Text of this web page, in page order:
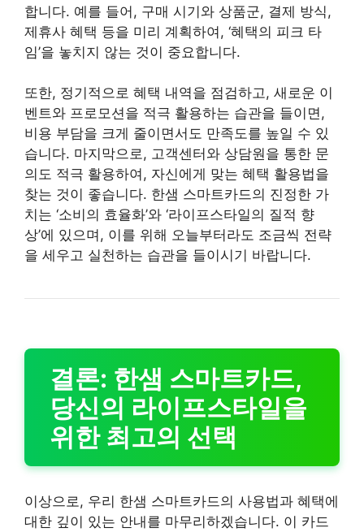
합니다. 예를 들어, 구매 시기와 상품군, 결제 방식,
제휴사 혜택 등을 미리 계획하여, ‘혜택의 피크 타
임’을 놓치지 않는 것이 중요합니다.
또한, 정기적으로 혜택 내역을 점검하고, 새로운 이
벤트와 프로모션을 적극 활용하는 습관을 들이면,
비용 부담을 크게 줄이면서도 만족도를 높일 수 있
습니다. 마지막으로, 고객센터와 상담원을 통한 문
의도 적극 활용하여, 자신에게 맞는 혜택 활용법을
찾는 것이 좋습니다. 한샘 스마트카드의 진정한 가
치는 ‘소비의 효율화’와 ‘라이프스타일의 질적 향
상’에 있으며, 이를 위해 오늘부터라도 조금씩 전략
을 세우고 실천하는 습관을 들이시기 바랍니다.
결론: 한샘 스마트카드,
당신의 라이프스타일을
위한 최고의 선택
이상으로, 우리 한샘 스마트카드의 사용법과 혜택에
대한 깊이 있는 안내를 마무리하겠습니다. 이 카드